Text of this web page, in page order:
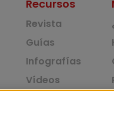
Recursos
Revista
Guías
Infografías
Vídeos